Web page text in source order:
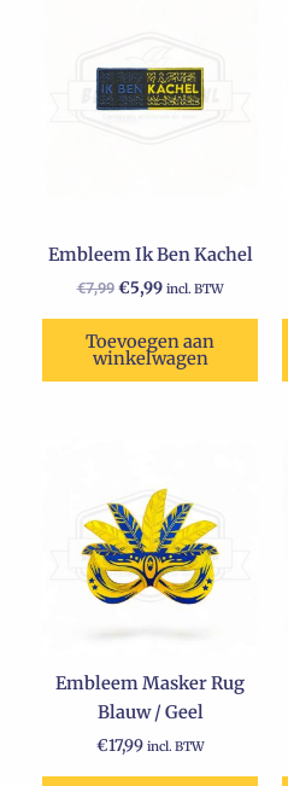
Embleem Ik Ben Kachel
€7,99 €5,99 incl. BTW
Toevoegen aan
winkelwagen
Embleem Masker Rug
Blauw / Geel
€17,99 incl. BTW